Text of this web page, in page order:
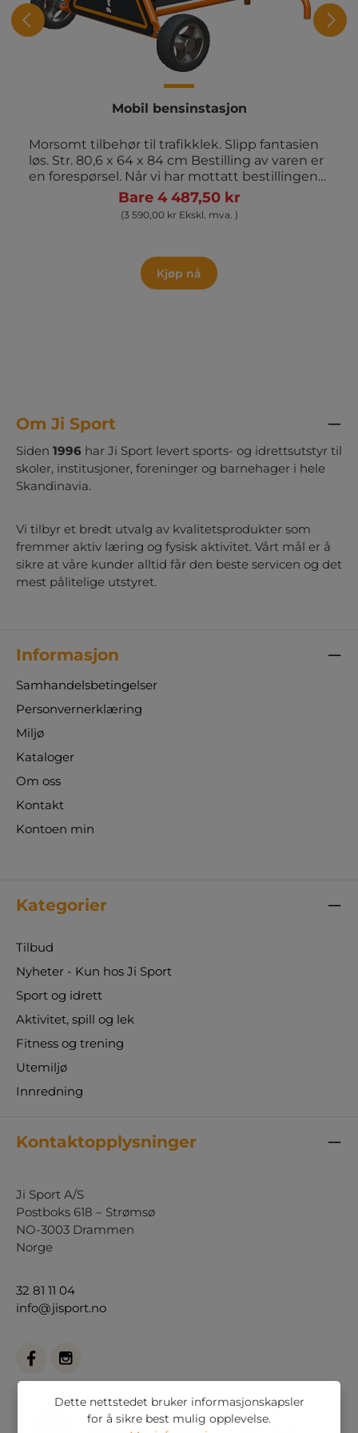
Mobil bensinstasjon
Morsomt tilbehør til trafikklek. Slipp fantasien
løs. Str. 80,6 x 64 x 84 cm Bestilling av varen er
en forespørsel. Når vi har mottatt bestillingen
din, beregner vi frakt og levering og sender
totalprisen til godkjenning. Bestillingen er
først bindende når du har godkjent fraktprisen.
Bare 4 487,50 kr
(3 590,00 kr Ekskl. mva. )
Kjøp nå
Om Ji Sport
Siden 1996 har Ji Sport levert sports- og idrettsutstyr til
skoler, institusjoner, foreninger og barnehager i hele
Skandinavia.
Vi tilbyr et bredt utvalg av kvalitetsprodukter som
fremmer aktiv læring og fysisk aktivitet. Vårt mål er å
sikre at våre kunder alltid får den beste servicen og det
mest pålitelige utstyret.
Informasjon
Samhandelsbetingelser
Personvernerklæring
Miljø
Kataloger
Om oss
Kontakt
Kontoen min
Kategorier
Tilbud
Nyheter - Kun hos Ji Sport
Sport og idrett
Aktivitet, spill og lek
Fitness og trening
Utemiljø
Innredning
Kontaktopplysninger
Ji Sport A/S
Postboks 618 – Strømsø
NO-3003 Drammen
Norge
32 81 11 04
info@jisport.no
Dette nettstedet bruker informasjonskapsler
for å sikre best mulig opplevelse.